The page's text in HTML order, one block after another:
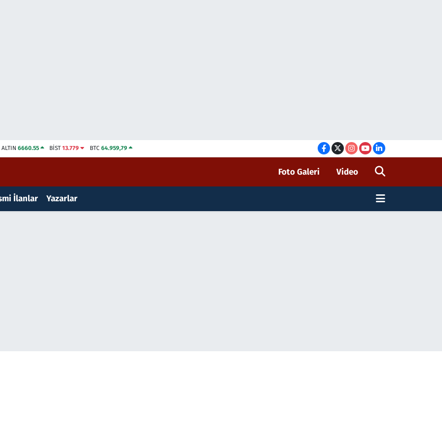
ALTIN 6660.55 BİST13.779 BTC 64.959,79
Foto Galeri Video
İlanlar Yazarlar